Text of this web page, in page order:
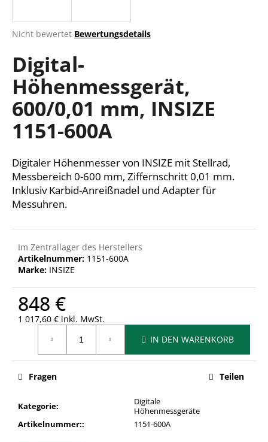
Die
Produktbewertung
ist
0,0
von
5
Sternen.
Nicht bewertet Bewertungsdetails
Digital-
Höhenmessgerät,
600/0,01 mm, INSIZE
1151-600A
Digitaler Höhenmesser von INSIZE mit Stellrad,
Messbereich 0-600 mm, Ziffernschritt 0,01 mm.
Inklusiv Karbid-Anreißnadel und Adapter für
Messuhren.
Im Zentrallager des Herstellers
Artikelnummer: 1151-600A
Marke: INSIZE
848 €
1 017,60 € inkl. MwSt.
IN DEN WARENKORB
Kategorie:
Digitale
Höhenmessgeräte
Artikelnummer:: 1151-600A
Fragen Teilen
W
i
r
e
p
f
e
h
e
n